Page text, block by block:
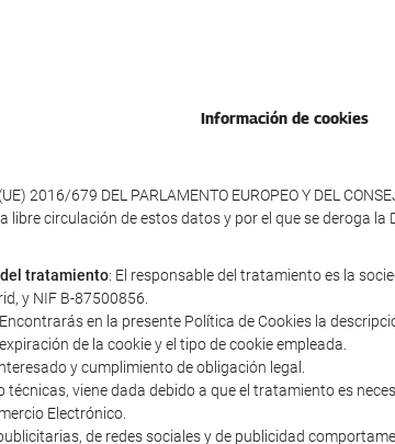
Información de cookies
2016/679 DEL PARLAMENTO EUROPEO Y DEL
circulación de estos datos y por el que se deroga
tratamiento: El responsable del tratamiento es la
y NIF B-87500856.
en la presente Política de Cookies la
de la cookie y el tipo de cookie empleada.
y cumplimiento de obligación legal.
técnicas, viene dada debido a que el tratamiento es
Electrónico.
de redes sociales y de publicidad